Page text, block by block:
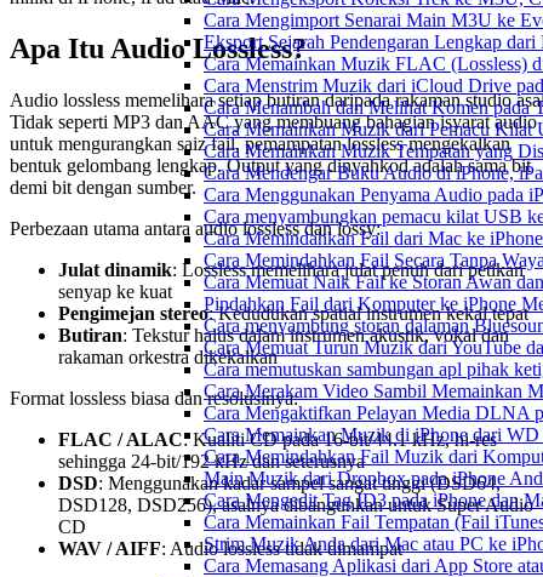
Cara Mengimport Senarai Main M3U ke
Eksport Sejarah Pendengaran Lengkap
Cara Memainkan Muzik FLAC (Lossless)
Cara Menstrim Muzik dari iCloud Drive
Cara Menambah dan Melihat Komen pada
Cara Memainkan Muzik dari Pemacu Kilat
Cara Memainkan Muzik Tempatan yang
Cara Mendengar Buku Audio di iPhone,
Cara Menggunakan Penyama Audio pada
Cara menyambungkan pemacu kilat USB
Cara Memindahkan Fail dari Mac ke
Cara Memindahkan Fail Secara Tanpa
Cara Memuat Naik Fail ke Storan Awan
Pindahkan Fail dari Komputer ke iPhone
Cara menyambung storan dalaman
Cara Memuat Turun Muzik dari YouTube
Cara memutuskan sambungan apl pihak
Cara Merakam Video Sambil Memainkan
Cara Mengaktifkan Pelayan Media DLNA
Cara Memainkan Muzik di iPhone dari
Cara Memindahkan Fail Muzik dari
Main Muzik dari Dropbox pada iPhone
Cara Mengedit Tag ID3 pada iPhone dan
Cara Memainkan Fail Tempatan (Fail
Strim Muzik Anda dari Mac atau PC ke
Cara Memasang Aplikasi dari App Store
Apa Itu Audio Lossless?
Audio lossless memelihara setiap butiran daripada rakaman studio
Tidak seperti MP3 dan AAC yang membuang bahagian isyarat audio
untuk mengurangkan saiz fail, pemampatan lossless mengekalkan
bentuk gelombang lengkap. Output yang dinyahkod adalah sama bit
demi bit dengan sumber.
Perbezaan utama antara audio lossless dan lossy:
Julat dinamik: Lossless memelihara julat penuh dari petikan
senyap ke kuat
Pengimejan stereo: Kedudukan spatial instrumen kekal tepat
Butiran: Tekstur halus dalam instrumen akustik, vokal dan
rakaman orkestra dikekalkan
Format lossless biasa dan resolusinya:
FLAC / ALAC: Kualiti CD pada 16-bit/44.1 kHz, hi-res
sehingga 24-bit/192 kHz dan seterusnya
DSD: Menggunakan kadar sampel sangat tinggi (DSD64,
DSD128, DSD256), asalnya dibangunkan untuk Super Audio
CD
WAV / AIFF: Audio lossless tidak dimampat